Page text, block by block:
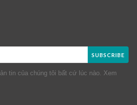
SUBSCRIBE
tin của chúng tôi bất cứ lúc nào. Xem